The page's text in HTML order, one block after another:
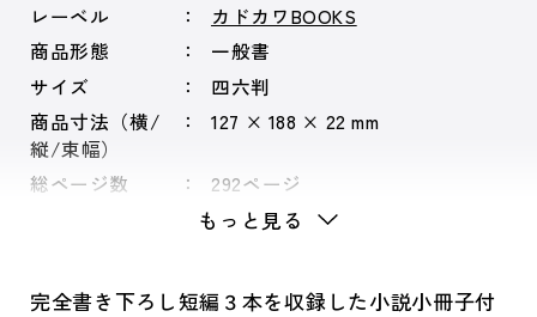
レーベル
カドカワBOOKS
商品形態
一般書
サイズ
四六判
商品寸法（横/
縦/束幅）
127 × 188 × 22 mm
総ページ数 292ページ
もっと見る
完全書き下ろし短編３本を収録した小説小冊子付